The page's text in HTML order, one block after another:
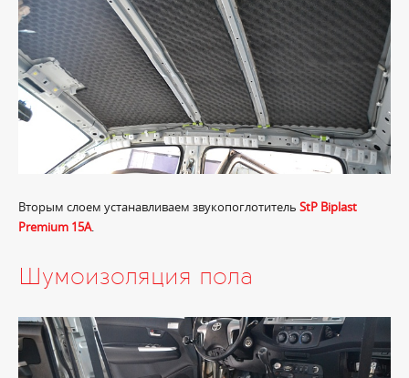
Вторым слоем устанавливаем звукопоглотитель StP Biplast
Premium 15A.
Шумоизоляция пола